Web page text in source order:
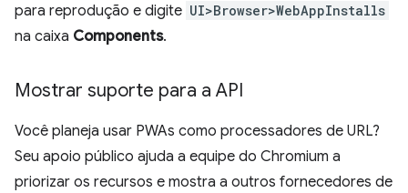
para reprodução e digite UI>Browser>WebAppInstalls
na caixa Components.
Mostrar suporte para a API
Você planeja usar PWAs como processadores de URL?
Seu apoio público ajuda a equipe do Chromium a
priorizar os recursos e mostra a outros fornecedores de